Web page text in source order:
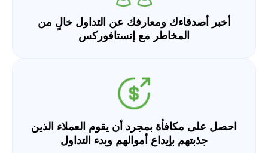
أخبر أصدقاءك ومعارفك عن التداول خالٍ من
المخاطر مع إنستافوركس
احصل على مكافأة بمجرد أن يقوم العملاء الذين
جذبتهم بإيداع أموالهم وبدء التداول